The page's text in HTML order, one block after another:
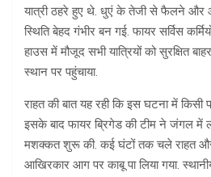
यात्री ठहरे हुए थे. धुएं के तेजी से फैलने
स्थिति बेहद गंभीर बन गई. फायर सर्विस
हाउस में मौजूद सभी यात्रियों को सुरक्षित
स्थान पर पहुंचाया.
राहत की बात यह रही कि इस घटना में किसी
इसके बाद फायर ब्रिगेड की टीम ने जंगल में
मशक्कत शुरू की. कई घंटों तक चले राहत और
आखिरकार आग पर काबू पा लिया गया.